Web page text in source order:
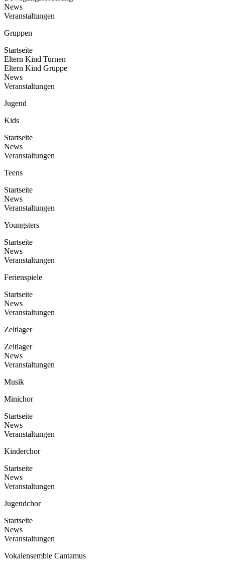
News
Veranstaltungen
Gruppen
Startseite
Eltern Kind Turnen
Eltern Kind Gruppe
News
Veranstaltungen
Jugend
Kids
Startseite
News
Veranstaltungen
Teens
Startseite
News
Veranstaltungen
Youngsters
Startseite
News
Veranstaltungen
Ferienspiele
Startseite
News
Veranstaltungen
Zeltlager
Zeltlager
News
Veranstaltungen
Musik
Minichor
Startseite
News
Veranstaltungen
Kinderchor
Startseite
News
Veranstaltungen
Jugendchor
Startseite
News
Veranstaltungen
Vokalensemble Cantamus